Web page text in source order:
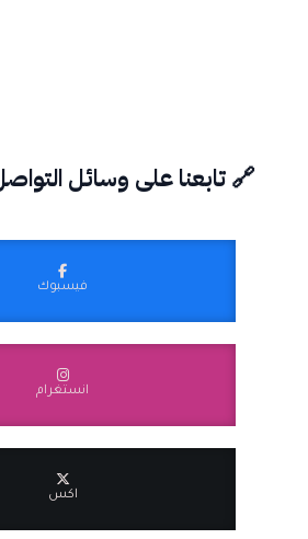
🔗 تابعنا على وسائل
فيسبوك
انستغرام
اكس